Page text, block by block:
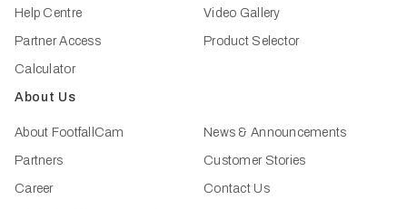
Help Centre
Partner Access
Calculator
Video Gallery
Product Selector
About Us
About FootfallCam
Partners
Career
News & Announcements
Customer Stories
Contact Us